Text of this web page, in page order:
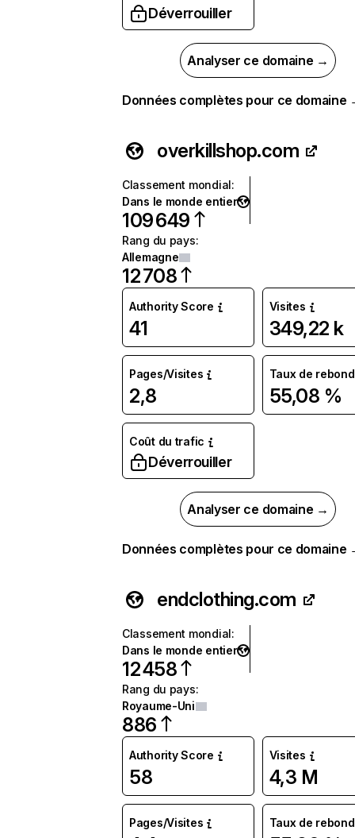
Déverrouiller
Analyser ce domaine →
Données complètes pour ce domaine
overkillshop.com
Classement mondial:
Dans le monde entier
109 649
Rang du pays:
Allemagne
12 708
Authority Score
41
Visites
349,22 k
Pages/Visites
2,8
Taux de rebond
55,08 %
Coût du trafic
Déverrouiller
Analyser ce domaine →
Données complètes pour ce domaine
endclothing.com
Classement mondial:
Dans le monde entier
12 458
Rang du pays:
Royaume-Uni
886
Authority Score
58
Visites
4,3 M
Pages/Visites Taux de rebond